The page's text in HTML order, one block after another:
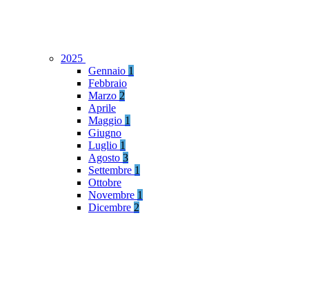
2025
Gennaio 1
Febbraio
Marzo 2
Aprile
Maggio 1
Giugno
Luglio 1
Agosto 3
Settembre 1
Ottobre
Novembre 1
Dicembre 2